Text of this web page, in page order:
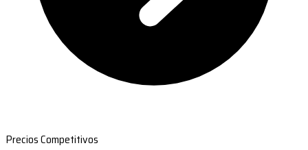
Precios Competitivos